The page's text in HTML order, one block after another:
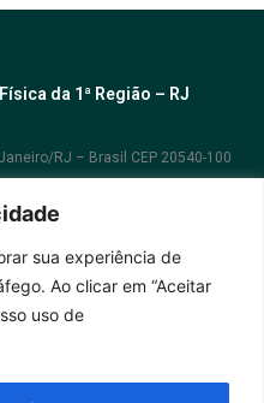
sua experiência de
Ao clicar em “Aceitar
uso de
da 1ª Região – RJ
RJ – Brasil CEP 20540-100